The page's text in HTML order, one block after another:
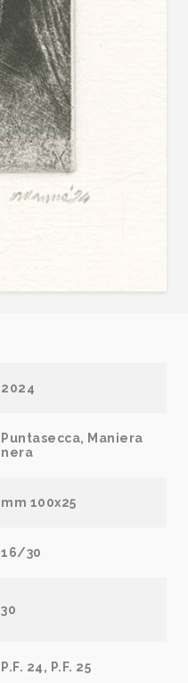
2024
Puntasecca, Maniera
nera
mm 100x25
16/30
30
P.F. 24, P.F. 25